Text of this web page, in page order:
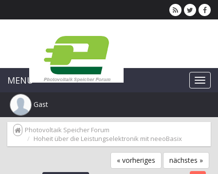
MENU
Gast
Photovoltaik Speicher Forum
Hoheit über die Leistungselektronik mit neeoBasix
« vorheriges nächstes »